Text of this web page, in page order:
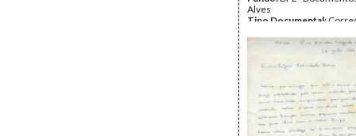
Alves
Tipo Documental: